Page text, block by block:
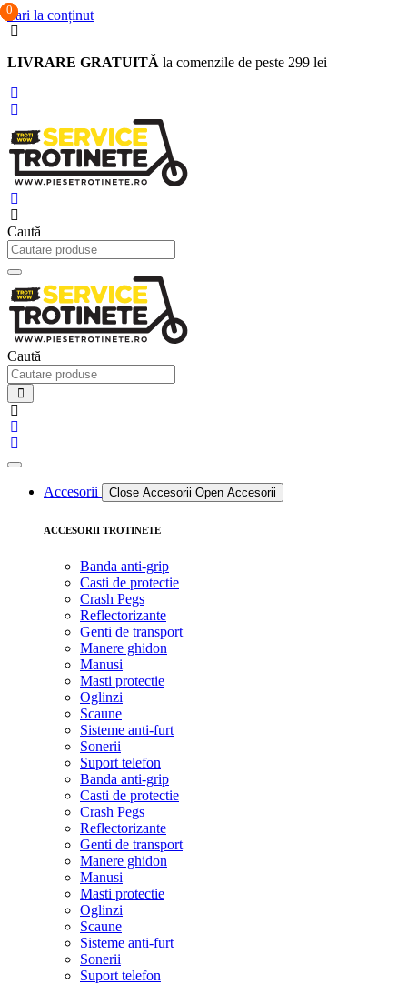
Sari la conținut
LIVRARE GRATUITĂ la comenzile de peste 299 lei
0
Caută
Caută
0
0
Accesorii Close Accesorii Open Accesorii
ACCESORII TROTINETE
Banda anti-grip
Casti de protectie
Crash Pegs
Reflectorizante
Genti de transport
Manere ghidon
Manusi
Masti protectie
Oglinzi
Scaune
Sisteme anti-furt
Sonerii
Suport telefon
Banda anti-grip
Casti de protectie
Crash Pegs
Reflectorizante
Genti de transport
Manere ghidon
Manusi
Masti protectie
Oglinzi
Scaune
Sisteme anti-furt
Sonerii
Suport telefon